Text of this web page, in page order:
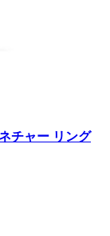
チャー リング